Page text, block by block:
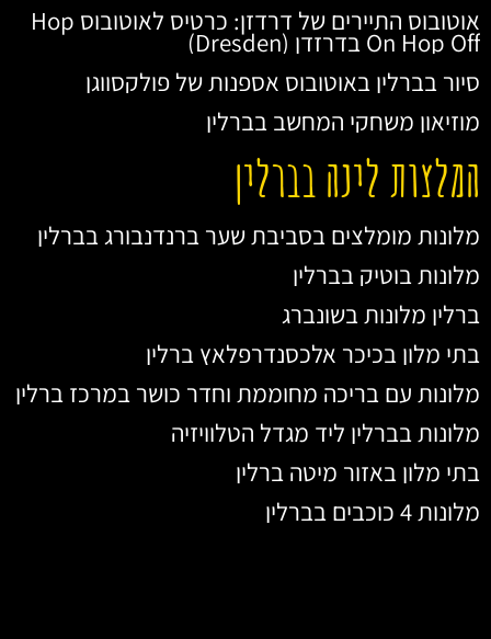
אוטובוס התיירים של דרדזן: כרטיס לאוטובוס Hop
On Hop Off בדרזדן (Dresden)
סיור בברלין באוטובוס אספנות של פולקסווגן
מוזיאון משחקי המחשב בברלין
המלצות לינה בברלין
מלונות מומלצים בסביבת שער ברנדנבורג בברלין
מלונות בוטיק בברלין
ברלין מלונות בשונברג
בתי מלון בכיכר אלכסנדרפלאץ ברלין
מלונות עם בריכה מחוממת וחדר כושר במרכז ברלין
מלונות בברלין ליד מגדל הטלוויזיה
בתי מלון באזור מיטה ברלין
מלונות 4 כוכבים בברלין